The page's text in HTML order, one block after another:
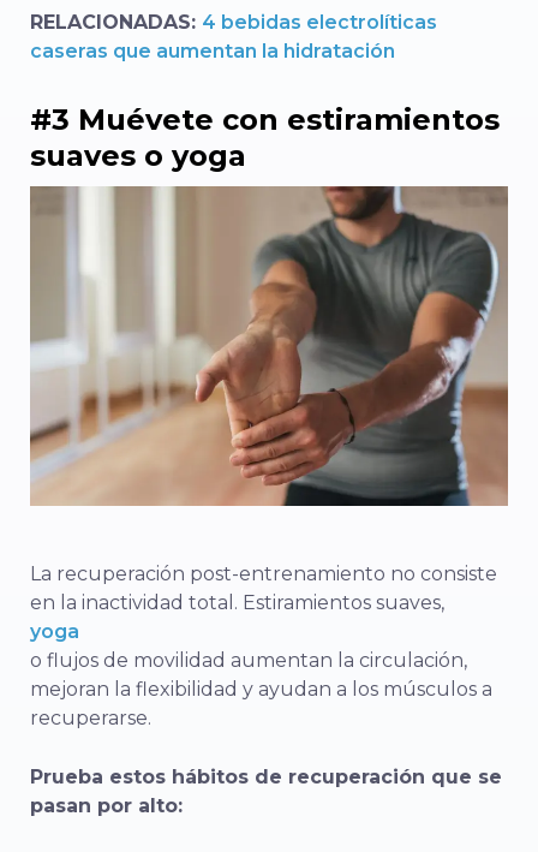
RELACIONADAS: 4 bebidas electrolíticas
caseras que aumentan la hidratación
#3 Muévete con estiramientos
suaves o yoga
La recuperación post-entrenamiento no consiste
en la inactividad total. Estiramientos suaves,
yoga
o flujos de movilidad aumentan la circulación,
mejoran la flexibilidad y ayudan a los músculos a
recuperarse.
Prueba estos hábitos de recuperación que se
pasan por alto: